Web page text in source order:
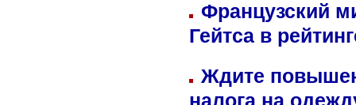
Французский
Гейтса в
Ждите